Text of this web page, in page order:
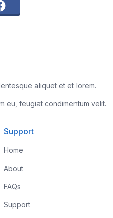
aliquet et et lorem.
eu, feugiat condimentum velit.
Support
Home
About
FAQs
Support